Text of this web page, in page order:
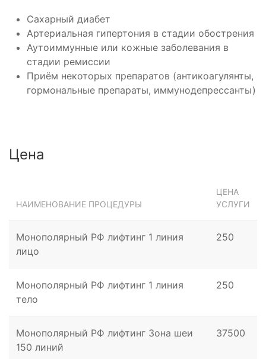
Сахарный диабет
Артериальная гипертония в стадии обострения
Аутоиммунные или кожные заболевания в
стадии ремиссии
Приём некоторых препаратов (антикоагулянты,
гормональные препараты, иммунодепрессанты)
Цена
НАИМЕНОВАНИЕ ПРОЦЕДУРЫ
ЦЕНА
УСЛУГИ
Монополярный РФ лифтинг 1 линия
лицо
250
Монополярный РФ лифтинг 1 линия
тело
250
Монополярный РФ лифтинг Зона шеи
150 линий
37500